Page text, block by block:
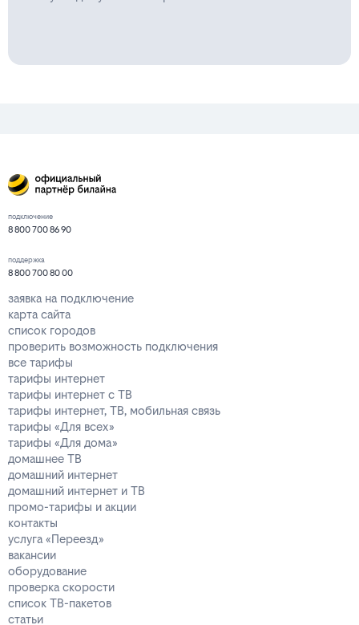
подключение
8 800 700 86 90
поддержка
8 800 700 80 00
заявка на подключение
карта сайта
список городов
проверить возможность подключения
все тарифы
тарифы интернет
тарифы интернет с ТВ
тарифы интернет, ТВ, мобильная связь
тарифы «Для всех»
тарифы «Для дома»
домашнее ТВ
домашний интернет
домашний интернет и ТВ
промо-тарифы и акции
контакты
услуга «Переезд»
вакансии
оборудование
проверка скорости
список ТВ-пакетов
статьи